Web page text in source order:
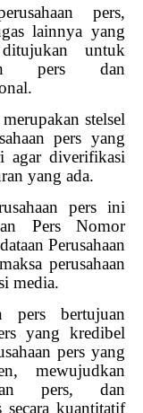
pers,
lainnya yang
untuk
pers dan
stelsel
pers yang
agar diverifikasi
yang ada.
pers ini
Pers Nomor
Perusahaan
perusahaan
media.
pers bertujuan
yang kredibel
pers yang
mewujudkan
pers, dan
secara kuantitatif